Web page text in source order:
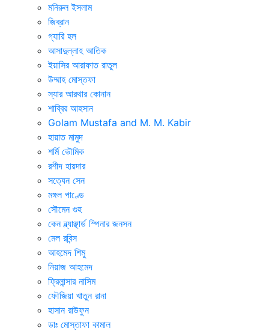
মনিরুল ইসলাম
জিব্রান
গ্যারি হল
আসাদুল্লাহ আতিক
ইয়াসির আরাফাত রাতুল
উম্মাহ মোস্তফা
স্যার আরথার কোনান
শাব্বির আহসান
Golam Mustafa and M. M. Kabir
হায়াত মামুদ
শর্মি ভৌমিক
রশীদ হায়দার
সত্যেন সেন
মঙ্গল পাণ্ডে
সৌমেন গুহ
কেন ব্ল্যাঞ্ছার্ড স্পিনার জনসন
মেল রবিন্স
আহমেদ শিমু
নিয়াজ আহমেদ
ফ্রিলান্সার নাসিম
ফৌজিয়া খাতুন রানা
হাসান রাউফুন
ডাঃ মোস্তাফা কামাল